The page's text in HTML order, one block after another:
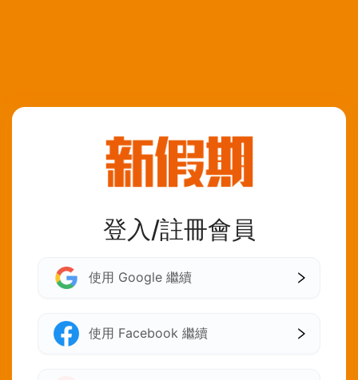
登入/註冊會員
使用 Google 繼續
使用 Facebook 繼續